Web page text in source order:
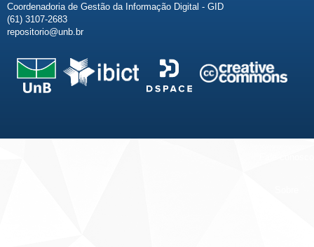
Coordenadoria de Gestão da Informação Digital - GID
(61) 3107-2683
repositorio@unb.br